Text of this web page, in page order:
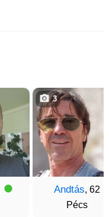
Andtás, 62
Pécs
3